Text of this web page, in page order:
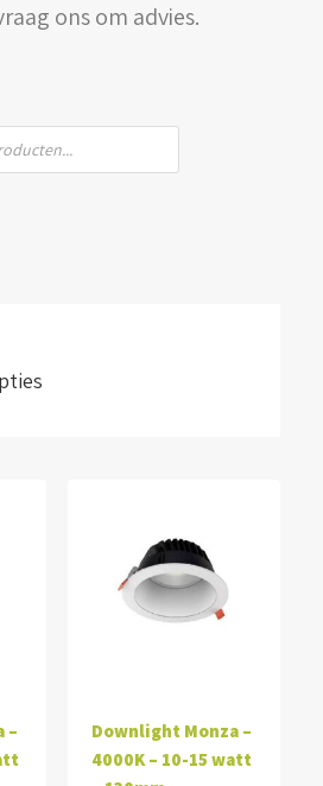
ons om advies.
–
Downlight Monza –
4000K – 10-15 watt